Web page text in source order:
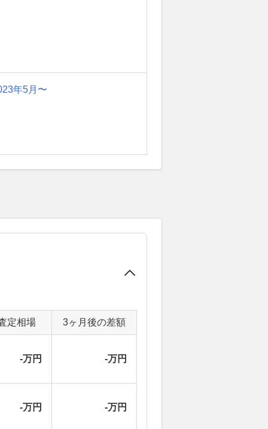
年5月〜
定相場 3ヶ月後の差額
-万円 -万円
-万円 -万円